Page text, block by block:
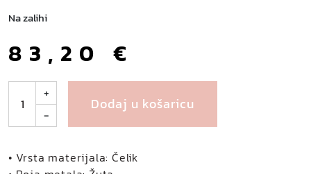
Na zalihi
83,20€
l
r
+
-
Dodaj u košaricu
• Vrsta materijala: Čelik